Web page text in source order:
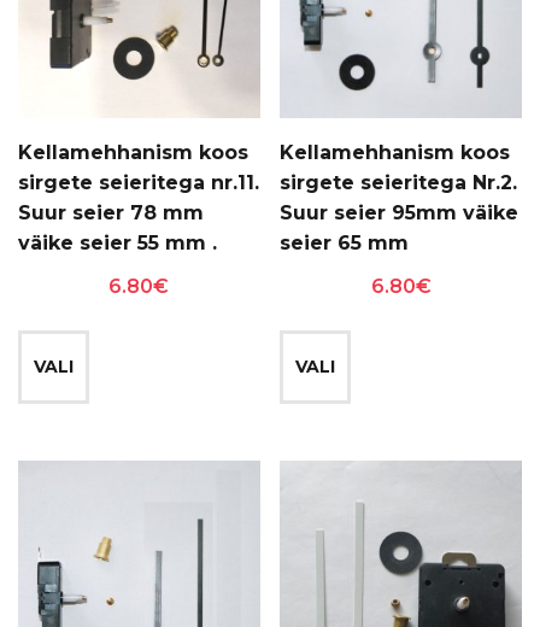
tootelehel.
Kellamehhanism koos
sirgete seieritega nr.11.
Suur seier 78 mm
väike seier 55 mm .
6.80€
VALI
Sellel
varianti.
teha
tootelehel.
Kellamehhanism koos
sirgete seieritega Nr.2.
Suur seier 95mm väike
seier 65 mm
6.80€
VALI
Sellel
varianti.
Valikuid
saab
teha
tootelehel.